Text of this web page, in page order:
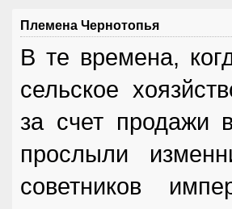
Племена Чернотопья
В те времена,
сельское
за счет продажи
прослыли
советников